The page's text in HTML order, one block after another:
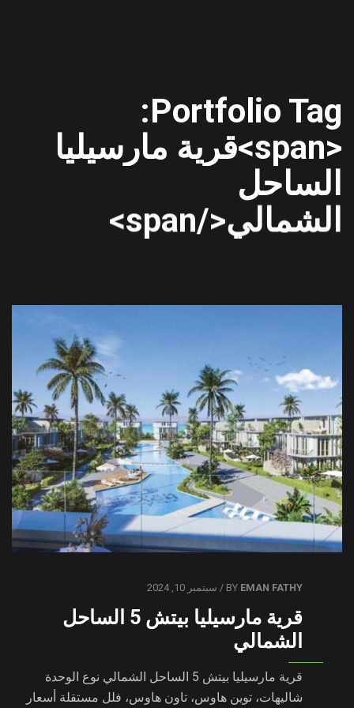
Portfolio Tag:
<span>قرية مارسيليا
الساحل
الشمالي</span>
BY EMAN FATHY / سبتمبر 10, 2024
قرية مارسيليا بيتش 5 الساحل
الشمالي
قرية مارسيليا بيتش 5 الساحل الشمالي نوع الوحدة
شاليهات، توين هاوس، تاون هاوس، فلل مستقلة أسعار